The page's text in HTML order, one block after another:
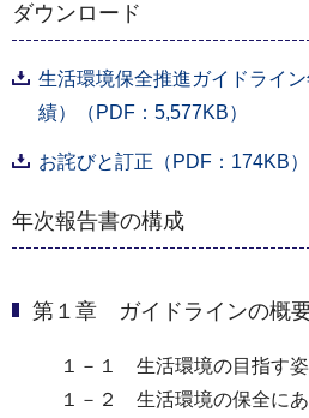
ダウンロード
生活環境保全推進ガイドライ
績）（PDF：5,577KB）
お詫びと訂正（PDF：174KB）
年次報告書の構成
第１章 ガイドラインの概
１－１ 生活環境の目指す
１－２ 生活環境の保全に